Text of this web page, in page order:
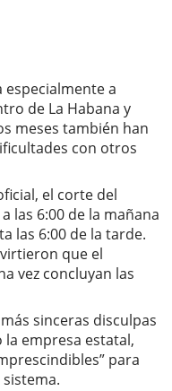
especialmente a
de La Habana y
meses también han
con otros
el corte del
las 6:00 de la mañana
las 6:00 de la tarde.
que el
vez concluyan las
sinceras disculpas
la empresa estatal,
para